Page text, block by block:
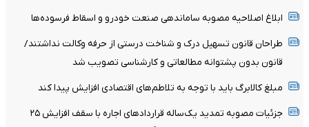
ابلاغ اصلاحیه مصوبه ساماندهی صنعت خودرو و اسقاط فرسوده‌ها
طراحان قانون تسهیل درک و شناخت درستی از حرفه وکالت نداشتند/
قانون بدون پشتوانه مطالعاتی و کارشناسی تصویب شد
مبلغ کالابرگ باید با توجه به تلاطم‌های اقتصادی افزایش پیدا کند
جزئیات مصوبه تمدید یک‌ساله قرارداد‌های اجاره با سقف افزایش ۲۵